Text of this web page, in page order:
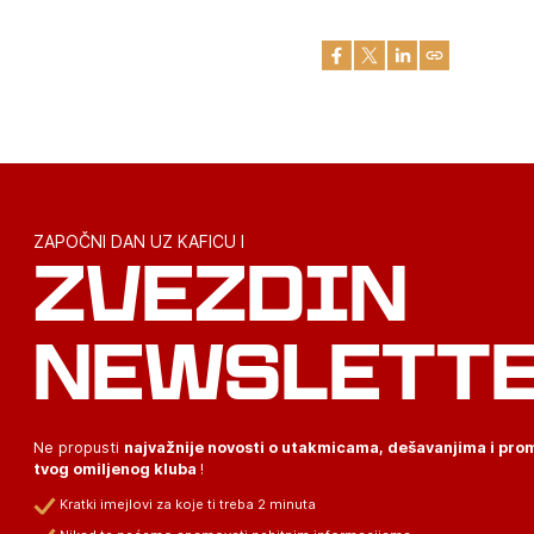
ZAPOČNI DAN UZ KAFICU I
ZVEZDIN
Ne propusti najvažnije novosti o utakmicama, dešavanjima i
tvog omiljenog kluba !
Kratki imejlovi za koje ti treba 2 minuta